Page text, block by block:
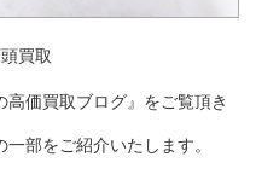
買取
価買取ブログ』をご覧頂き
部をご紹介いたします。